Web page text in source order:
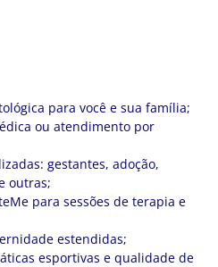
para você e sua família;
ou atendimento por
gestantes, adoção,
outras;
para sessões de terapia e
estendidas;
esportivas e qualidade de